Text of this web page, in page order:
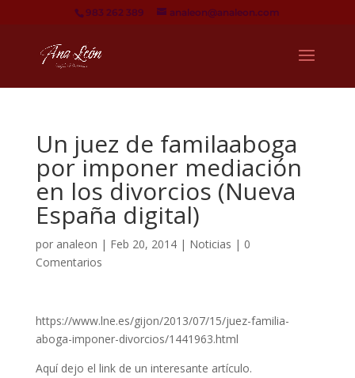
983 262 389 analeon@analeon.com
Un juez de familaaboga
por imponer mediación
en los divorcios (Nueva
España digital)
por analeon | Feb 20, 2014| Noticias | 0
Comentarios
https://www.lne.es/gijon/2013/07/15/juez-familia-
aboga-imponer-divorcios/1441963.html
Aquí dejo el link de un interesante artículo.